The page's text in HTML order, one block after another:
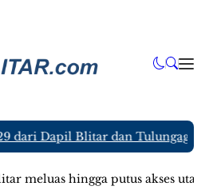
Dapil Blitar dan Tulungagung,
meluas hingga putus akses